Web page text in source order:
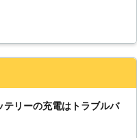
意（以後ジャンプスタータ
②ジャンプスターターを
ケーブルでバッテリーに繋
プスターターでバッテリ
ンがかかる程度の電気を送
ジンが動き出す 「え、
の対処をおこなうこともでき
に依頼するのがおすすめで
リーの充電はトラブルバ